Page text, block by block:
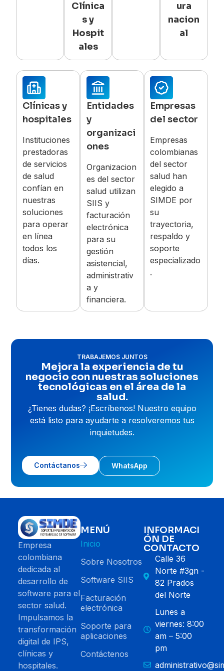
Clínica
s y
Hospit
ales
ura
nacion
al
Clínicas y
hospitales
Instituciones
prestadoras
de servicios
de salud
confían en
nuestras
soluciones
para operar
en línea
todos los
días.
Entidades
y
organizaci
ones
Organizacion
es del sector
salud utilizan
SIIS y
facturación
electrónica
para su
gestión
asistencial,
administrativ
a y
financiera.
Empresas
del sector
Empresas
colombianas
del sector
salud han
elegido a
SIMDE por
su
trayectoria,
respaldo y
soporte
especializado
.
TRABAJEMOS JUNTOS
Mejora la experiencia de tu
negocio con nuestras soluciones
tecnológicas en el área de la
salud.
¿Tienes dudas? ¡Escríbenos! Nuestro equipo
está listo para ayudarte a resolveremos tus
inquietudes.
Contáctanos WhatsApp
Empresa
colombiana
dedicada al
desarrollo de
software para el
sector salud.
Impulsamos la
transformación
digital de IPS,
clínicas y
hospitales.
MENÚ
Inicio
Sobre Nosotros
Software SIIS
Facturación
electrónica
Soporte para
aplicaciones
Contáctenos
INFORMACI
ÓN DE
CONTACTO
Calle 36
Norte #3gn -
82 Prados
del Norte
Lunes a
viernes: 8:00
am – 5:00
pm